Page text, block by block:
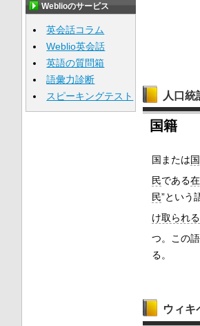
人口統
国籍
国または
民である
民”という
け取られる
つ。この
る。
ウィキ
Weblioのサービス
英会話コラム
Weblio英会話
英語の質問箱
語彙力診断
スピーキングテスト